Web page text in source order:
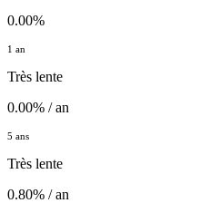
0.00%
1 an
Très lente
0.00% / an
5 ans
Très lente
0.80% / an